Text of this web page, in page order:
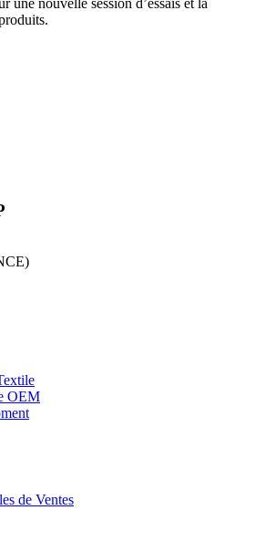
une nouvelle session d’essais et la
OEM
de Ventes